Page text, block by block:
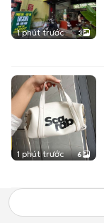
1 phút trước 3
1 phút trước 6